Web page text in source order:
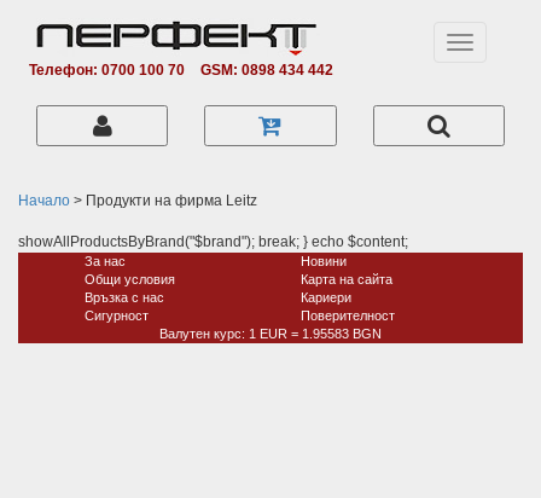
Телефон: 0700 100 70 GSM: 0898 434 442
Toggle
Начало > Продукти на фирма Leitz
showAllProductsByBrand("$brand"); break; } echo $content;
За нас
Новини
Общи условия
Карта на сайта
Връзка с нас
Кариери
Сигурност
Поверитeлност
Валутен курс: 1 EUR = 1.95583 BGN